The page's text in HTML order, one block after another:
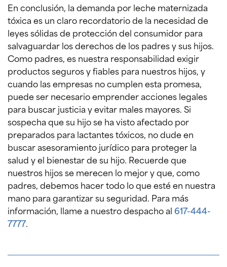
En conclusión, la demanda por leche maternizada
tóxica es un claro recordatorio de la necesidad de
leyes sólidas de protección del consumidor para
salvaguardar los derechos de los padres y sus hijos.
Como padres, es nuestra responsabilidad exigir
productos seguros y fiables para nuestros hijos, y
cuando las empresas no cumplen esta promesa,
puede ser necesario emprender acciones legales
para buscar justicia y evitar males mayores. Si
sospecha que su hijo se ha visto afectado por
preparados para lactantes tóxicos, no dude en
buscar asesoramiento jurídico para proteger la
salud y el bienestar de su hijo. Recuerde que
nuestros hijos se merecen lo mejor y que, como
padres, debemos hacer todo lo que esté en nuestra
mano para garantizar su seguridad. Para más
información, llame a nuestro despacho al 617-444-
7777.